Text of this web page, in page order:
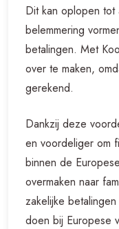
Dit kan oplopen tot
belemmering
betalingen. Met
over te maken,
gerekend.
Dankzij deze
en voordeliger om
binnen de
overmaken naar
zakelijke
doen bij Europese